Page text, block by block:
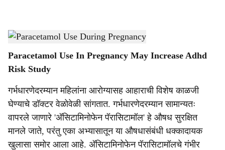
a
r
e
Pregnancy-Dainik Gomantak
Paracetamol Use In Pregnancy May Increase Adhd
Risk Study
गर्भधारणेदरम्यान महिलांना आरोग्यासह आहाराची विशेष काळजी
घेण्याचे डॉक्टर वेळोवेळी सांगतात. गर्भधारणेदरम्यान सामान्यतः
वापरले जाणारे 'अ‍ॅसिटामिनोफेन पॅरासिटामॉल' हे औषध सुरक्षित
मानले जाते, परंतु एका अभ्यासातून या औषधासंबंधी धक्कादायक
खुलासा समोर आला आहे. अ‍ॅसिटामिनोफेन पॅरासिटामॉलचे गंभीर